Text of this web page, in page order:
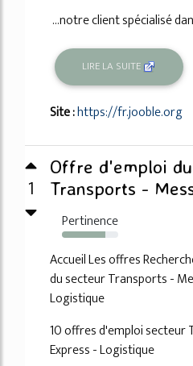
...notre client spécialisé
LIRE LA SUITE
Site :https://fr.jooble.org
1
Offre d'emploi
Transports -
Pertinence
77%
Accueil Les offres
du secteur Transports -
Logistique
10 offres d'emploi
Express - Logistique